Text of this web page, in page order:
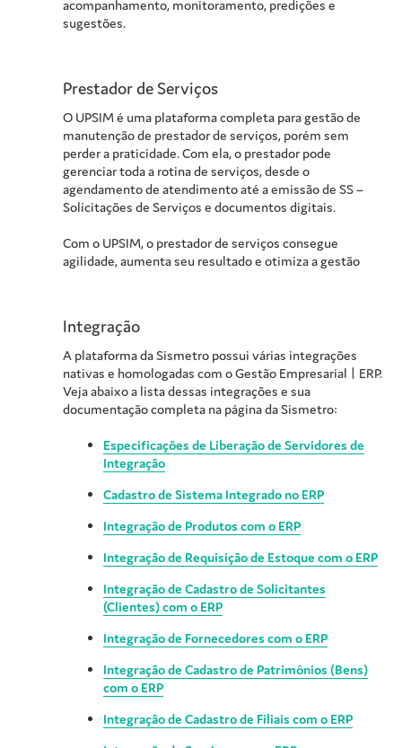
acompanhamento, monitoramento, predições e
sugestões.
Prestador de Serviços
O UPSIM é uma plataforma completa para gestão de
manutenção de prestador de serviços, porém sem
perder a praticidade. Com ela, o prestador pode
gerenciar toda a rotina de serviços, desde o
agendamento de atendimento até a emissão de SS –
Solicitações de Serviços e documentos digitais.
Com o UPSIM, o prestador de serviços consegue
agilidade, aumenta seu resultado e otimiza a gestão
Integração
A plataforma da Sismetro possui várias integrações
nativas e homologadas com o Gestão Empresarial | ERP.
Veja abaixo a lista dessas integrações e sua
documentação completa na página da Sismetro:
Especificações de Liberação de Servidores de
Integração
Cadastro de Sistema Integrado no ERP
Integração de Produtos com o ERP
Integração de Requisição de Estoque com o ERP
Integração de Cadastro de Solicitantes
(Clientes) com o ERP
Integração de Fornecedores com o ERP
Integração de Cadastro de Patrimônios (Bens)
com o ERP
Integração de Cadastro de Filiais com o ERP